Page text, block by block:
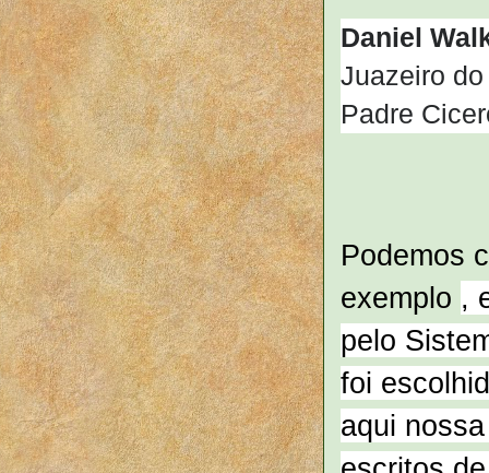
Daniel
Juazeiro
Padre
Podemos
exemplo ,
pelo
foi
aqui